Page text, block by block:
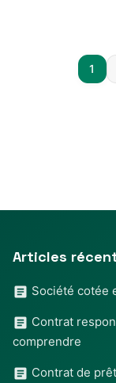
1
Articles
Société cotée
Contrat
comprendre
Contrat de